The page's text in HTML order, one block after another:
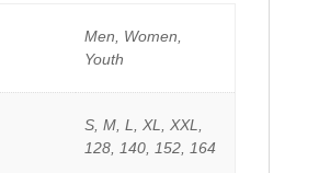
Men, Women,
Youth
S, M, L, XL, XXL,
128, 140, 152, 164